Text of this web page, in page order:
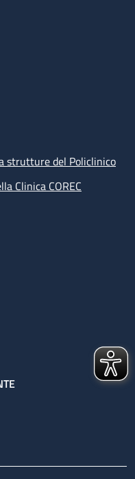
strutture del Policlinico
Clinica COREC